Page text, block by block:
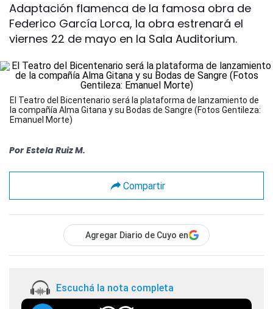
Adaptación flamenca de la famosa obra de
Federico García Lorca, la obra estrenará el
viernes 22 de mayo en la Sala Auditorium.
El Teatro del Bicentenario será la plataforma de lanzamiento de
la compañía Alma Gitana y su Bodas de Sangre (Fotos Gentileza:
Emanuel Morte)
Por Estela Ruiz M.
Compartir
Agregar Diario de Cuyo en
Escuchá la nota completa